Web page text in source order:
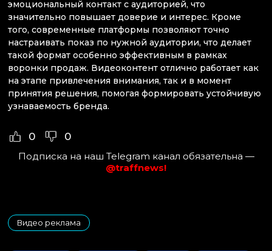
эмоциональный контакт с аудиторией, что
значительно повышает доверие и интерес. Кроме
того, современные платформы позволяют точно
настраивать показ по нужной аудитории, что делает
такой формат особенно эффективным в рамках
воронки продаж. Видеоконтент отлично работает как
на этапе привлечения внимания, так и в момент
принятия решения, помогая формировать устойчивую
узнаваемость бренда.
0 0
Подписка на наш Telegram канал обязательна —
@traffnews!
Видео реклама